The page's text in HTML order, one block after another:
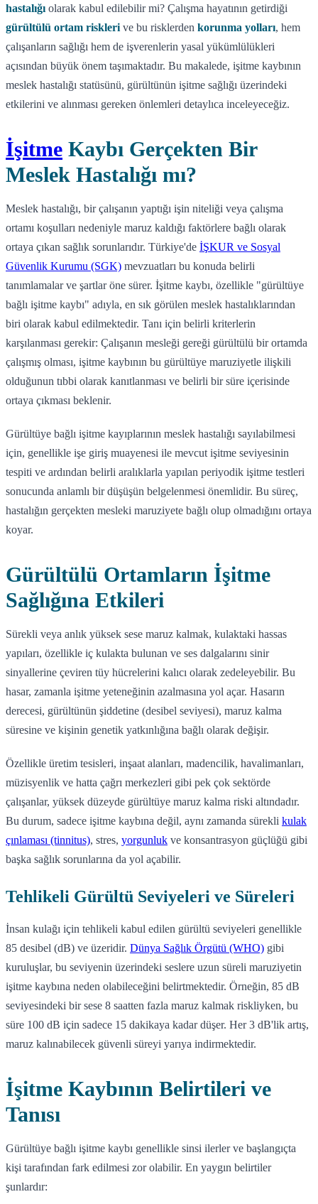
hastalığı olarak kabul edilebilir mi? Çalışma hayatının getirdiği
gürültülü ortam riskleri ve bu risklerden korunma yolları, hem
çalışanların sağlığı hem de işverenlerin yasal yükümlülükleri
açısından büyük önem taşımaktadır. Bu makalede, işitme kaybının
meslek hastalığı statüsünü, gürültünün işitme sağlığı üzerindeki
etkilerini ve alınması gereken önlemleri detaylıca inceleyeceğiz.
İşitme Kaybı Gerçekten Bir
Meslek Hastalığı mı?
Meslek hastalığı, bir çalışanın yaptığı işin niteliği veya çalışma
ortamı koşulları nedeniyle maruz kaldığı faktörlere bağlı olarak
ortaya çıkan sağlık sorunlarıdır. Türkiye'de İŞKUR ve Sosyal
Güvenlik Kurumu (SGK) mevzuatları bu konuda belirli
tanımlamalar ve şartlar öne sürer. İşitme kaybı, özellikle "gürültüye
bağlı işitme kaybı" adıyla, en sık görülen meslek hastalıklarından
biri olarak kabul edilmektedir. Tanı için belirli kriterlerin
karşılanması gerekir: Çalışanın mesleği gereği gürültülü bir ortamda
çalışmış olması, işitme kaybının bu gürültüye maruziyetle ilişkili
olduğunun tıbbi olarak kanıtlanması ve belirli bir süre içerisinde
ortaya çıkması beklenir.
Gürültüye bağlı işitme kayıplarının meslek hastalığı sayılabilmesi
için, genellikle işe giriş muayenesi ile mevcut işitme seviyesinin
tespiti ve ardından belirli aralıklarla yapılan periyodik işitme testleri
sonucunda anlamlı bir düşüşün belgelenmesi önemlidir. Bu süreç,
hastalığın gerçekten mesleki maruziyete bağlı olup olmadığını ortaya
koyar.
Gürültülü Ortamların İşitme
Sağlığına Etkileri
Sürekli veya anlık yüksek sese maruz kalmak, kulaktaki hassas
yapıları, özellikle iç kulakta bulunan ve ses dalgalarını sinir
sinyallerine çeviren tüy hücrelerini kalıcı olarak zedeleyebilir. Bu
hasar, zamanla işitme yeteneğinin azalmasına yol açar. Hasarın
derecesi, gürültünün şiddetine (desibel seviyesi), maruz kalma
süresine ve kişinin genetik yatkınlığına bağlı olarak değişir.
Özellikle üretim tesisleri, inşaat alanları, madencilik, havalimanları,
müzisyenlik ve hatta çağrı merkezleri gibi pek çok sektörde
çalışanlar, yüksek düzeyde gürültüye maruz kalma riski altındadır.
Bu durum, sadece işitme kaybına değil, aynı zamanda sürekli kulak
çınlaması (tinnitus), stres, yorgunluk ve konsantrasyon güçlüğü gibi
başka sağlık sorunlarına da yol açabilir.
Tehlikeli Gürültü Seviyeleri ve Süreleri
İnsan kulağı için tehlikeli kabul edilen gürültü seviyeleri genellikle
85 desibel (dB) ve üzeridir. Dünya Sağlık Örgütü (WHO) gibi
kuruluşlar, bu seviyenin üzerindeki seslere uzun süreli maruziyetin
işitme kaybına neden olabileceğini belirtmektedir. Örneğin, 85 dB
seviyesindeki bir sese 8 saatten fazla maruz kalmak riskliyken, bu
süre 100 dB için sadece 15 dakikaya kadar düşer. Her 3 dB'lik artış,
maruz kalınabilecek güvenli süreyi yarıya indirmektedir.
İşitme Kaybının Belirtileri ve
Tanısı
Gürültüye bağlı işitme kaybı genellikle sinsi ilerler ve başlangıçta
kişi tarafından fark edilmesi zor olabilir. En yaygın belirtiler
şunlardır: